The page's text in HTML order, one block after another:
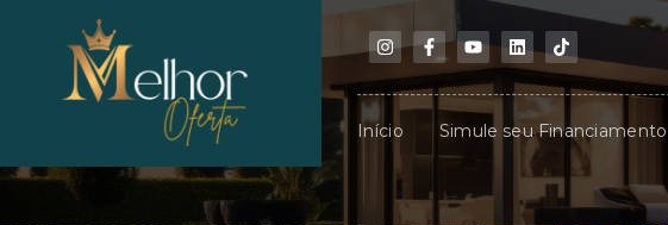
Início Simule seu Financiamento